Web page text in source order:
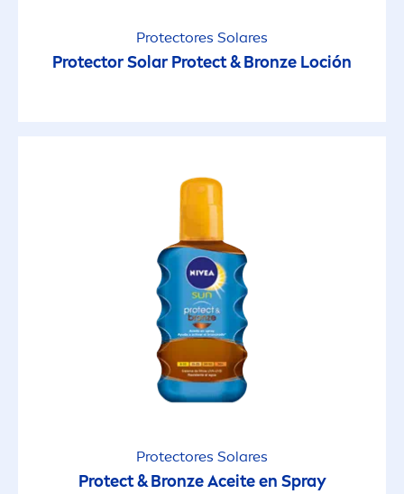
Protectores Solares
Protector Solar Protect&Bronze Loción
Protectores Solares
Protect&BronzeAceite en Spray